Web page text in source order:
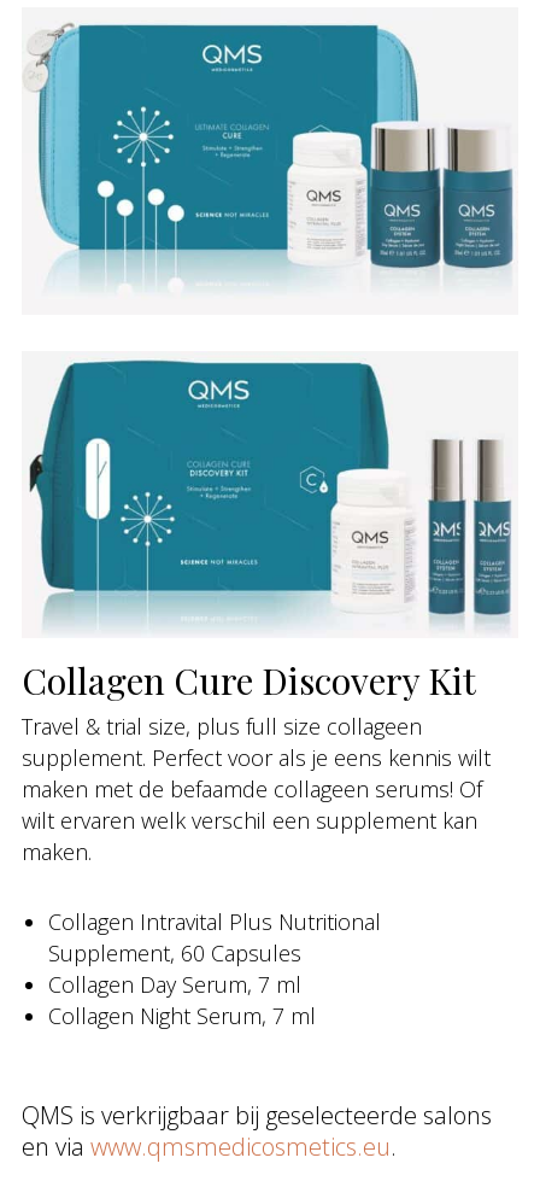
Collagen Cure Discovery Kit
Travel & trial size, plus full size collageen
supplement. Perfect voor als je eens kennis wilt
maken met de befaamde collageen serums! Of
wilt ervaren welk verschil een supplement kan
maken.
Collagen Intravital Plus Nutritional
Supplement, 60 Capsules
Collagen Day Serum, 7 ml
Collagen Night Serum, 7 ml
QMS is verkrijgbaar bij geselecteerde salons
en via www.qmsmedicosmetics.eu.